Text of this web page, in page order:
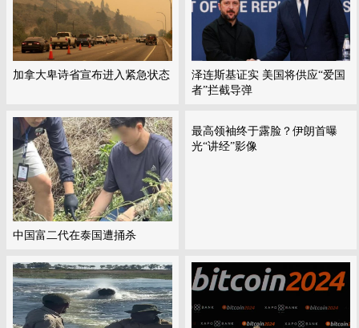
加拿大卑诗省宣布进入紧急状态
泽连斯基证实 美国将供应“爱国
者”拦截导弹
中国富二代在泰国遭捅杀
最高领袖终于露脸？伊朗首曝
光“讲经”影像